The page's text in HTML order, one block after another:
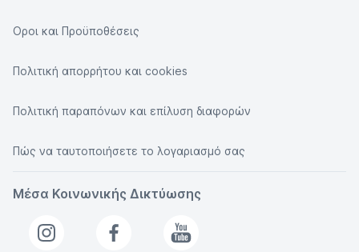
Οροι και Προϋποθέσεις
Πολιτική απορρήτου και cookies
Πολιτική παραπόνων και επίλυση διαφορών
Πώς να ταυτοποιήσετε το λογαριασμό σας
Μέσα Κοινωνικής Δικτύωσης